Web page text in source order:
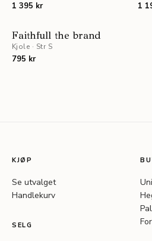
1 395 kr 1
UTSOLGT
Faithfull the brand
Kjole · Str S
795 kr
KJØP
Se utvalget
Handlekurv
SELG